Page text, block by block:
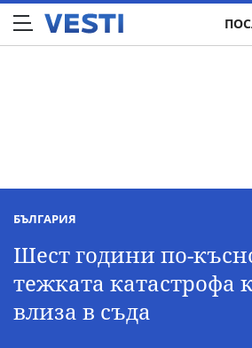
БЪЛГАРИЯ
Шест години по-
тежката катастрофа
влиза в съда